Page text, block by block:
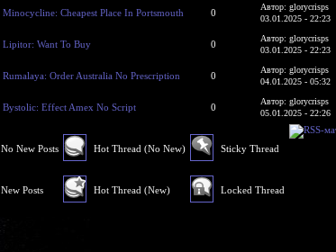
Minocycline: Cheapest Place In Portsmouth 0
Автор: glorycrisps
03.01.2025 - 22:23
Lipitor: Want To Buy 0
Автор: glorycrisps
03.01.2025 - 22:23
Rumalaya: Order Australia No Prescription 0
Автор: glorycrisps
04.01.2025 - 05:32
Bystolic: Effect Amex No Script 0
Автор: glorycrisps
05.01.2025 - 22:26
No New Posts
New Posts
Hot Thread (No New)
Hot Thread (New)
Sticky Thread
Locked Thread